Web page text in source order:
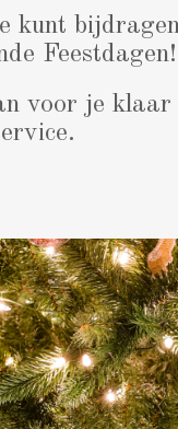
kunt
Feestdagen!
voor je